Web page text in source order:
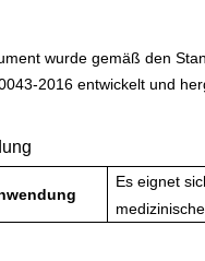
wurde gemäß den
2016 entwickelt und
Es eignet